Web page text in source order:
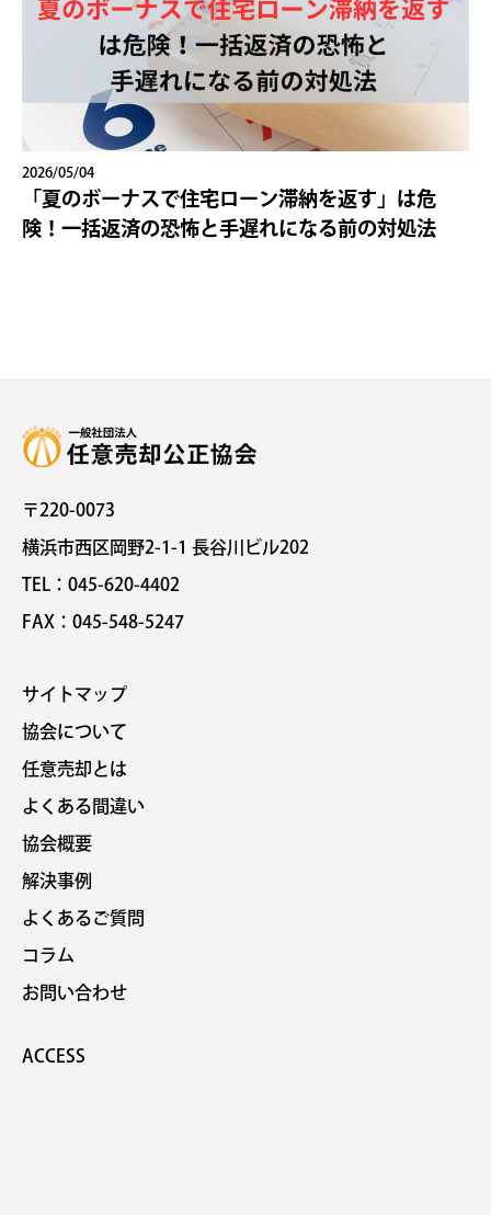
2026/05/04
「夏のボーナスで住宅ローン滞納を返す」は危
険！一括返済の恐怖と手遅れになる前の対処法
〒220-0073
横浜市西区岡野2-1-1 長谷川ビル202
TEL：045-620-4402
FAX：045-548-5247
サイトマップ
協会について
任意売却とは
よくある間違い
協会概要
解決事例
よくあるご質問
コラム
お問い合わせ
ACCESS